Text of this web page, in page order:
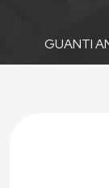
GUANTI